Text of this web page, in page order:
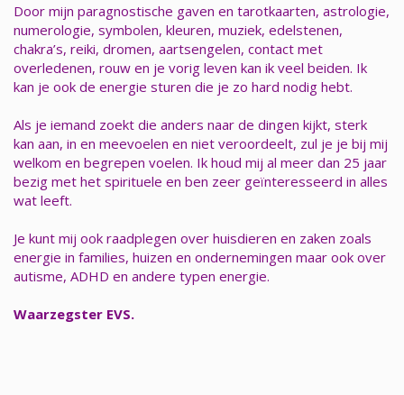
Door mijn paragnostische gaven en tarotkaarten, astrologie,
numerologie, symbolen, kleuren, muziek, edelstenen,
chakra’s, reiki, dromen, aartsengelen, contact met
overledenen, rouw en je vorig leven kan ik veel beiden. Ik
kan je ook de energie sturen die je zo hard nodig hebt.
Als je iemand zoekt die anders naar de dingen kijkt, sterk
kan aan, in en meevoelen en niet veroordeelt, zul je je bij mij
welkom en begrepen voelen. Ik houd mij al meer dan 25 jaar
bezig met het spirituele en ben zeer geïnteresseerd in alles
wat leeft.
Je kunt mij ook raadplegen over huisdieren en zaken zoals
energie in families, huizen en ondernemingen maar ook over
autisme, ADHD en andere typen energie.
Waarzegster EVS.